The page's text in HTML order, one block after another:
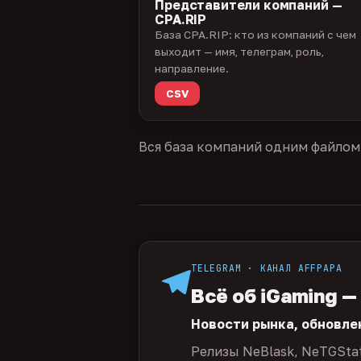
Представители компаний —
CPA.RIP
База CPA.RIP: кто из компаний с чем
выходит — имя, телеграм, роль,
направление.
CSV
Вся база компаний одним
TELEGRAM · КАНАЛ AFFPAPA
Всё об iGaming
Новости рынка,
Релизы NeBlask,